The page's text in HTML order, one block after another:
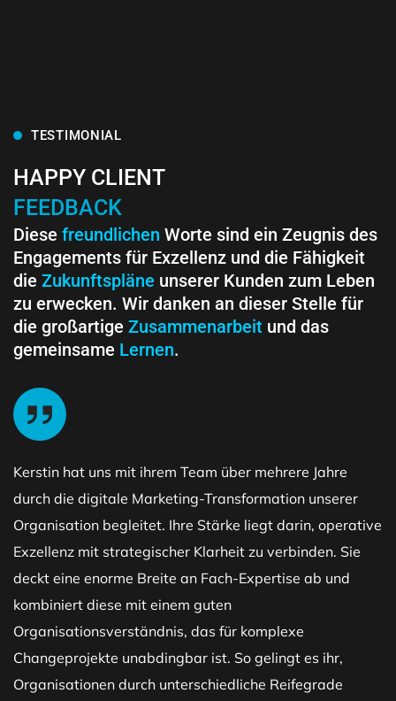
TESTIMONIAL
HAPPY CLIENT
FEEDBACK
Diese freundlichen Worte sind ein Zeugnis des
Engagements für Exzellenz und die Fähigkeit
die Zukunftspläne unserer Kunden zum Leben
zu erwecken. Wir danken an dieser Stelle für
die großartige Zusammenarbeit und das
gemeinsame Lernen.
Kerstin hat uns mit ihrem Team über mehrere Jahre
durch die digitale Marketing-Transformation unserer
Organisation begleitet. Ihre Stärke liegt darin, operative
Exzellenz mit strategischer Klarheit zu verbinden. Sie
deckt eine enorme Breite an Fach-Expertise ab und
kombiniert diese mit einem guten
Organisationsverständnis, das für komplexe
Changeprojekte unabdingbar ist. So gelingt es ihr,
Organisationen durch unterschiedliche Reifegrade